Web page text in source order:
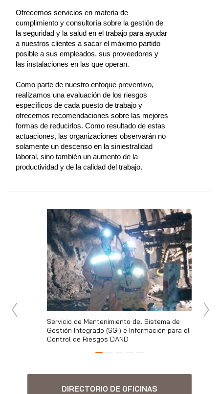
Ofrecemos servicios en materia de
cumplimiento y consultoría sobre la gestión de
la seguridad y la salud en el trabajo para ayudar
a nuestros clientes a sacar el máximo partido
posible a sus empleados, sus proveedores y
las instalaciones en las que operan.
Como parte de nuestro enfoque preventivo,
realizamos una evaluación de los riesgos
específicos de cada puesto de trabajo y
ofrecemos recomendaciones sobre las mejores
formas de reducirlos. Como resultado de estas
actuaciones, las organizaciones observarán no
solamente un descenso en la siniestralidad
laboral, sino también un aumento de la
productividad y de la calidad del trabajo.
Servicio de Mantenimiento del Sistema de
Gestión Integrado (SGI) e Información para el
Control de Riesgos DAND
DIRECTORIO DE OFICINAS